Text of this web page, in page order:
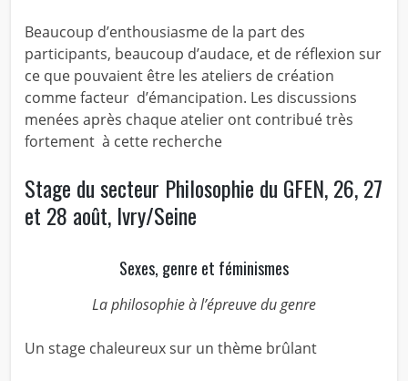
Beaucoup d’enthousiasme de la part des
participants, beaucoup d’audace, et de réflexion sur
ce que pouvaient être les ateliers de création
comme facteur d’émancipation. Les discussions
menées après chaque atelier ont contribué très
fortement à cette recherche
Stage du secteur Philosophie du GFEN, 26, 27
et 28 août, Ivry/Seine
Sexes, genre et féminismes
La philosophie à l’épreuve du genre
Un stage chaleureux sur un thème brûlant